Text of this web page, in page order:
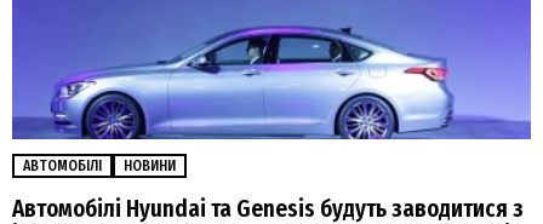
АВТОМОБІЛІ НОВИНИ
Автомобілі Hyundai та Genesis будуть заводитися з